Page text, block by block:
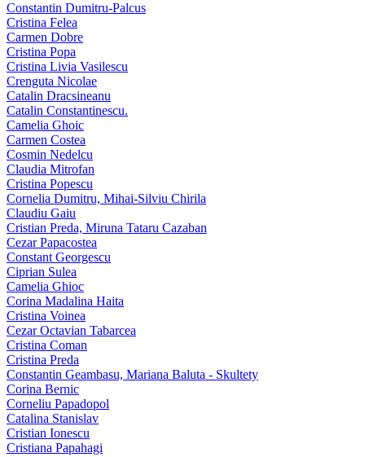
Constantin Dumitru‑Palcus
Cristina Felea
Carmen Dobre
Cristina Popa
Cristina Livia Vasilescu
Crenguta Nicolae
Catalin Dracsineanu
Catalin Constantinescu.
Camelia Ghoic
Carmen Costea
Cosmin Nedelcu
Claudia Mitrofan
Cristina Popescu
Cornelia Dumitru, Mihai‑Silviu Chirila
Claudiu Gaiu
Cristian Preda, Miruna Tataru Cazaban
Cezar Papacostea
Constant Georgescu
Ciprian Sulea
Camelia Ghioc
Corina Madalina Haita
Cristina Voinea
Cezar Octavian Tabarcea
Cristina Coman
Cristina Preda
Constantin Geambasu, Mariana Baluta - Skultety
Corina Bernic
Corneliu Papadopol
Catalina Stanislav
Cristian Ionescu
Cristiana Papahagi